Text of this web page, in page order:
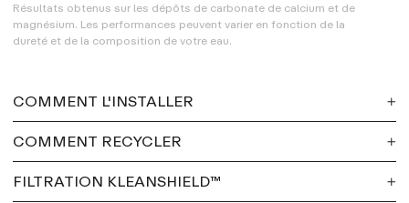
Résultats obtenus sur les dépôts de carbonate de calcium et de
magnésium. Les performances peuvent varier en fonction de la
dureté et de la composition de votre eau.
COMMENT L'INSTALLER
Étape 1
COMMENT RECYCLER
FILTRATION KLEANSHIELD™